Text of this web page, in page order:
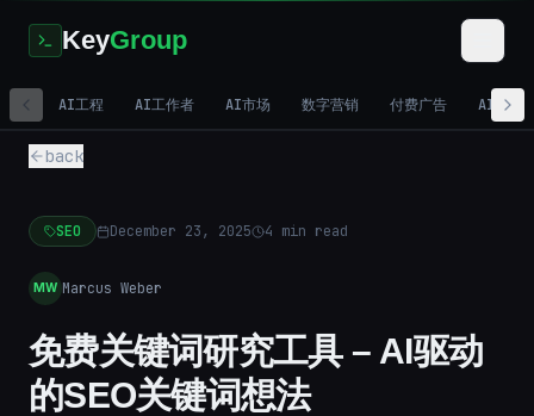
KeyGroup
AI工程 AI工作者 AI市场 数字营销 付费广告 AI视频
back
SEO December 23, 2025 4 min read
MW Marcus Weber
免费关键词研究工具 – AI驱动
的SEO关键词想法